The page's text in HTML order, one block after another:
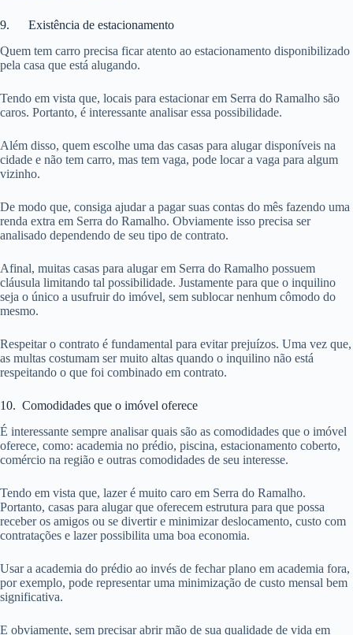
9. Existência de estacionamento
Quem tem carro precisa ficar atento ao estacionamento disponibilizado
pela casa que está alugando.
Tendo em vista que, locais para estacionar em Serra do Ramalho são
caros. Portanto, é interessante analisar essa possibilidade.
Além disso, quem escolhe uma das casas para alugar disponíveis na
cidade e não tem carro, mas tem vaga, pode locar a vaga para algum
vizinho.
De modo que, consiga ajudar a pagar suas contas do mês fazendo uma
renda extra em Serra do Ramalho. Obviamente isso precisa ser
analisado dependendo de seu tipo de contrato.
Afinal, muitas casas para alugar em Serra do Ramalho possuem
cláusula limitando tal possibilidade. Justamente para que o inquilino
seja o único a usufruir do imóvel, sem sublocar nenhum cômodo do
mesmo.
Respeitar o contrato é fundamental para evitar prejuízos. Uma vez que,
as multas costumam ser muito altas quando o inquilino não está
respeitando o que foi combinado em contrato.
10. Comodidades que o imóvel oferece
É interessante sempre analisar quais são as comodidades que o imóvel
oferece, como: academia no prédio, piscina, estacionamento coberto,
comércio na região e outras comodidades de seu interesse.
Tendo em vista que, lazer é muito caro em Serra do Ramalho.
Portanto, casas para alugar que oferecem estrutura para que possa
receber os amigos ou se divertir e minimizar deslocamento, custo com
contratações e lazer possibilita uma boa economia.
Usar a academia do prédio ao invés de fechar plano em academia fora,
por exemplo, pode representar uma minimização de custo mensal bem
significativa.
E obviamente, sem precisar abrir mão de sua qualidade de vida em